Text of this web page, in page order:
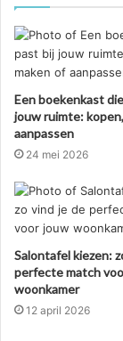
Een boekenkast
jouw ruimte:
aanpassen
24 mei 2026
Salontafel kiezen:
perfecte match
woonkamer
12 april 2026